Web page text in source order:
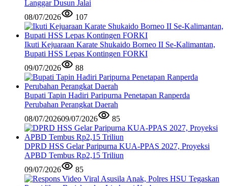
Langgar Dusun Jalai
08/07/2026
107
Ikuti Kejuaraan Karate Shukaido Borneo II Se-Kalimantan,
Bupati HSS Lepas Kontingen FORKI
09/07/2026
88
Bupati Tapin Hadiri Paripurna Penetapan Ranperda
Perubahan Perangkat Daerah
08/07/202609/07/2026 85
DPRD HSS Gelar Paripurna KUA-PPAS 2027, Proyeksi
APBD Tembus Rp2,15 Triliun
09/07/2026
85